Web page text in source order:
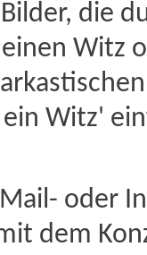
die
Witz
Witz'
oder
dem